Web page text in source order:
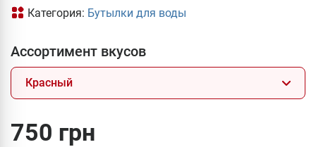
Категория: Бутылки для воды
Ассортимент вкусов
Красный
750 грн